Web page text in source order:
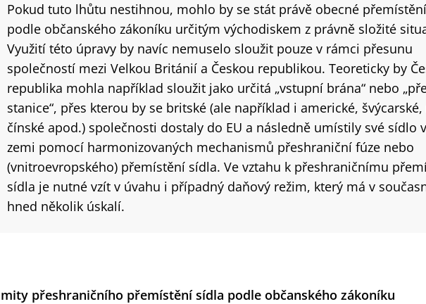
Pokud tuto lhůtu nestihnou, mohlo by se stát právě obecné
podle občanského zákoníku určitým východiskem z právně složité
Využití této úpravy by navíc nemuselo sloužit pouze v rámci přesunu
společností mezi Velkou Británií a Českou republikou. Teoreticky by
republika mohla například sloužit jako určitá „vstupní brána“ nebo
stanice“, přes kterou by se britské (ale například i americké, švýcarské,
čínské apod.) společnosti dostaly do EU a následně umístily své sídlo
zemi pomocí harmonizovaných mechanismů přeshraniční fúze nebo
(vnitroevropského) přemístění sídla. Ve vztahu k přeshraničnímu
sídla je nutné vzít v úvahu i případný daňový režim, který má v
hned několik úskalí.
přeshraničního přemístění sídla podle občanského zákoníku